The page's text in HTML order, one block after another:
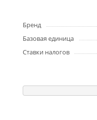
Бренд
Базовая единица
Ставки налогов